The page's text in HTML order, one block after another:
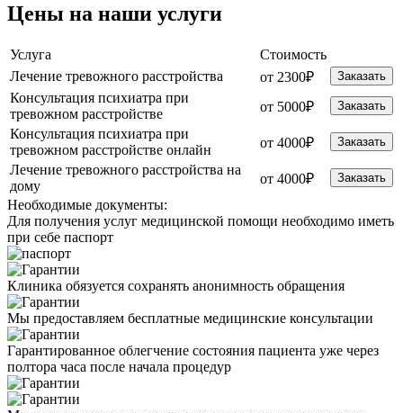
Цены на наши услуги
Услуга
Стоимость
Лечение тревожного расстройства
от 2300₽ Заказать
Консультация психиатра при
тревожном расстройстве
от 5000₽ Заказать
Консультация психиатра при
тревожном расстройстве онлайн
от 4000₽ Заказать
Лечение тревожного расстройства на
дому
от 4000₽ Заказать
Необходимые документы:
Для получения услуг медицинской помощи необходимо иметь
при себе паспорт
Клиника обязуется сохранять анонимность обращения
Мы предоставляем бесплатные медицинские консультации
Гарантированное облегчение состояния пациента уже через
полтора часа после начала процедур